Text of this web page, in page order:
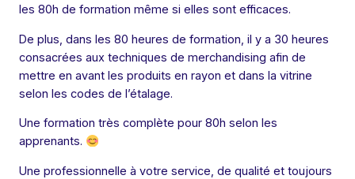
les 80h de formation même si elles sont efficaces.
De plus, dans les 80 heures de formation, il y a 30 heures
consacrées aux techniques de merchandising afin de
mettre en avant les produits en rayon et dans la vitrine
selon les codes de l’étalage.
Une formation très complète pour 80h selon les
apprenants.
Une professionnelle à votre service, de qualité et toujours